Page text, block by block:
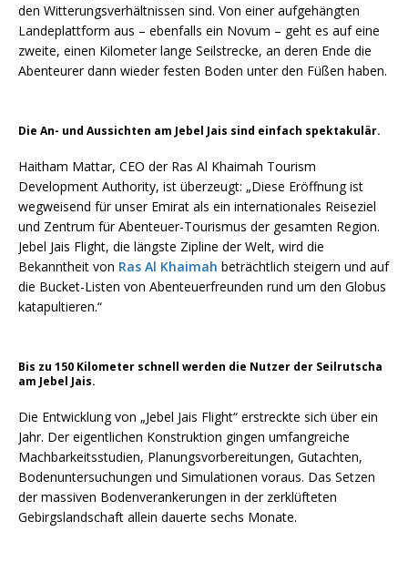
den Witterungsverhältnissen sind. Von einer aufgehängten
Landeplattform aus – ebenfalls ein Novum – geht es auf eine
zweite, einen Kilometer lange Seilstrecke, an deren Ende die
Abenteurer dann wieder festen Boden unter den Füßen haben.
Die An- und Aussichten am Jebel Jais sind einfach spektakulär.
Haitham Mattar, CEO der Ras Al Khaimah Tourism
Development Authority, ist überzeugt: „Diese Eröffnung ist
wegweisend für unser Emirat als ein internationales Reiseziel
und Zentrum für Abenteuer-Tourismus der gesamten Region.
Jebel Jais Flight, die längste Zipline der Welt, wird die
Bekanntheit von Ras Al Khaimah beträchtlich steigern und auf
die Bucket-Listen von Abenteuerfreunden rund um den Globus
katapultieren.“
Bis zu 150 Kilometer schnell werden die Nutzer der Seilrutscha
am Jebel Jais.
Die Entwicklung von „Jebel Jais Flight“ erstreckte sich über ein
Jahr. Der eigentlichen Konstruktion gingen umfangreiche
Machbarkeitsstudien, Planungsvorbereitungen, Gutachten,
Bodenuntersuchungen und Simulationen voraus. Das Setzen
der massiven Bodenverankerungen in der zerklüfteten
Gebirgslandschaft allein dauerte sechs Monate.